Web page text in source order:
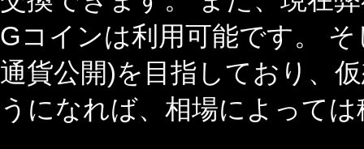
Gコインは利用可能です。
通貨公開)を目指しており、
うになれば、相場によって